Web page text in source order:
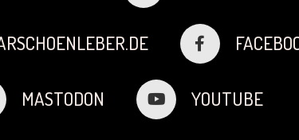
MASTODON YOUTUBE